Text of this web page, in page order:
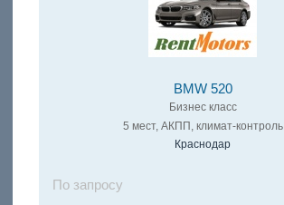
BMW 520
Бизнес класс
5 мест, АКПП, климат-контроль
Краснодар
По запросу